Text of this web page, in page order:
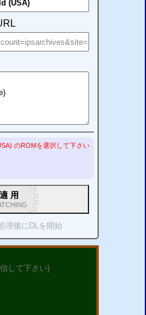
のROMを選択して下さい
適用
理後に DLを開始